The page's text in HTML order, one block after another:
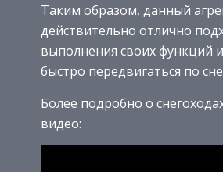
Таким образом, данный
действительно отлично
выполнения своих функций
быстро передвигаться по
Более подробно о
видео: